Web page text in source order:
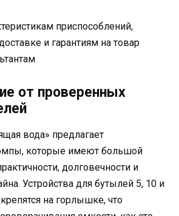
приспособлений,
и гарантиям на товар
от проверенных
вода» предлагает
которые имеют большой
долговечности и
Устройства для бутылей 5, 10 и
на горлышке, что